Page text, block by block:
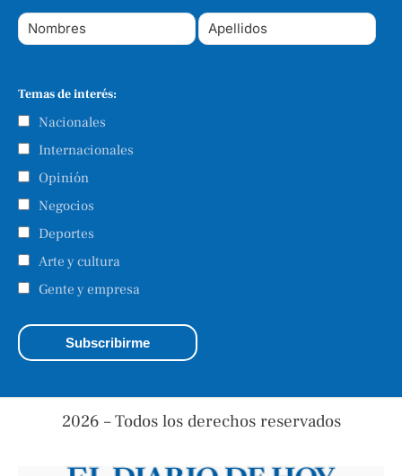
Temas de interés:
Nacionales
Internacionales
Opinión
Negocios
Deportes
Arte y cultura
Gente y empresa
2026 – Todos los derechos reservados